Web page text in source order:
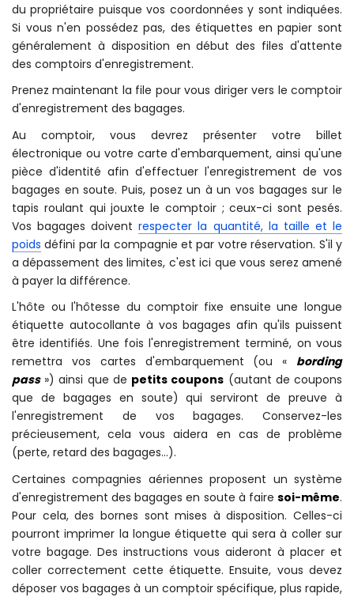
du propriétaire puisque vos coordonnées y sont indiquées.
Si vous n'en possédez pas, des étiquettes en papier sont
généralement à disposition en début des files d'attente
des comptoirs d'enregistrement.
Prenez maintenant la file pour vous diriger vers le comptoir
d'enregistrement des bagages.
Au comptoir, vous devrez présenter votre billet
électronique ou votre carte d'embarquement, ainsi qu'une
pièce d'identité afin d'effectuer l'enregistrement de vos
bagages en soute. Puis, posez un à un vos bagages sur le
tapis roulant qui jouxte le comptoir ; ceux-ci sont pesés.
Vos bagages doiventrespecter la quantité, la taille et le
poids défini par la compagnie et par votre réservation. S'il y
a dépassement des limites, c'est ici que vous serez amené
à payer la différence.
L'hôte ou l'hôtesse du comptoir fixe ensuite une longue
étiquette autocollante à vos bagages afin qu'ils puissent
être identifiés. Une fois l'enregistrement terminé, on vous
remettra vos cartes d'embarquement (ou « bording
pass») ainsi que de petits coupons (autant de coupons
que de bagages en soute) qui serviront de preuve à
l'enregistrement de vos bagages. Conservez-les
précieusement, cela vous aidera en cas de problème
(perte, retard des bagages...).
Certaines compagnies aériennes proposent un système
d'enregistrement des bagages en soute à faire soi-même.
Pour cela, des bornes sont mises à disposition. Celles-ci
pourront imprimer la longue étiquette qui sera à coller sur
votre bagage. Des instructions vous aideront à placer et
coller correctement cette étiquette. Ensuite, vous devez
déposer vos bagages à un comptoir spécifique, plus rapide,